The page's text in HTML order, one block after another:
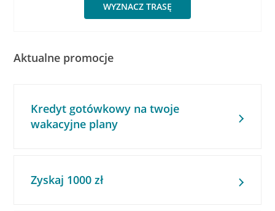
WYZNACZ TRASĘ
Aktualne promocje
Kredyt gotówkowy na twoje
wakacyjne plany
Zyskaj 1000 zł